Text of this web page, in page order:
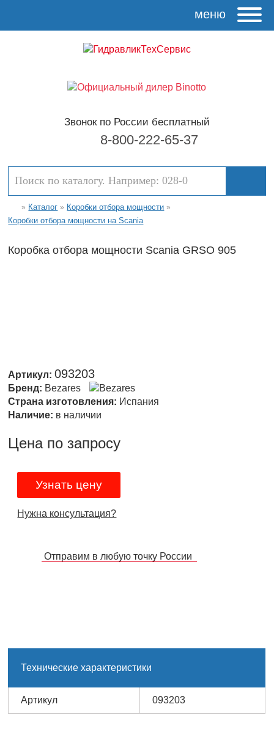
меню
Звонок по России бесплатный
8-800-222-65-37
» Каталог » Коробки отбора мощности »
Коробки отбора мощности на Scania
Коробка отбора мощности Scania GRSO 905
Артикул: 093203
Бренд: Bezares
Страна изготовления: Испания
Наличие: в наличии
Цена по запросу
Узнать цену
Нужна консультация?
Отправим в любую точку России
Технические характеристики
Артикул 093203